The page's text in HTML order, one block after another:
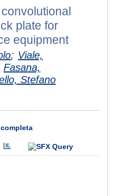
plate for
equipment
; Viale,
Fasana,
Stefano